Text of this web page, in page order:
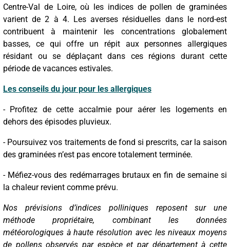
Centre-Val de Loire, où les indices de pollen de graminées
varient de 2 à 4. Les averses résiduelles dans le nord-est
contribuent à maintenir les concentrations globalement
basses, ce qui offre un répit aux personnes allergiques
résidant ou se déplaçant dans ces régions durant cette
période de vacances estivales.
Les conseils du jour pour les allergiques
- Profitez de cette accalmie pour aérer les logements en
dehors des épisodes pluvieux.
- Poursuivez vos traitements de fond si prescrits, car la saison
des graminées n’est pas encore totalement terminée.
- Méfiez-vous des redémarrages brutaux en fin de semaine si
la chaleur revient comme prévu.
Nos prévisions d’indices polliniques reposent sur une
méthode propriétaire, combinant les données
météorologiques à haute résolution avec les niveaux moyens
de pollens observés par espèce et par département à cette